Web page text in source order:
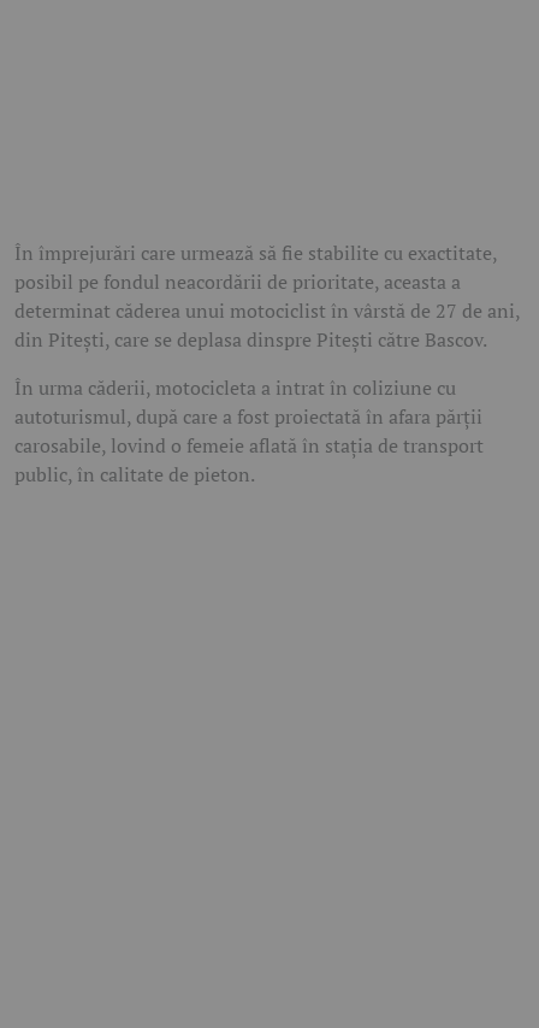
În împrejurări care urmează să fie stabilite cu exactitate,
posibil pe fondul neacordării de prioritate, aceasta a
determinat căderea unui motociclist în vârstă de 27 de ani,
din Pitești, care se deplasa dinspre Pitești către Bascov.
În urma căderii, motocicleta a intrat în coliziune cu
autoturismul, după care a fost proiectată în afara părții
carosabile, lovind o femeie aflată în stația de transport
public, în calitate de pieton.